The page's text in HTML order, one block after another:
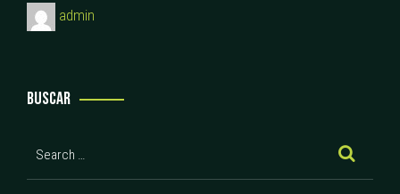
admin
BUSCAR